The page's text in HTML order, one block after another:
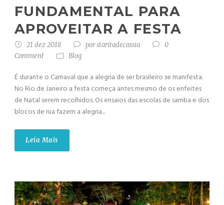
FUNDAMENTAL PARA
APROVEITAR A FESTA
21 dez 2018 porstaritadecassia
0
Comment
Blog
É durante o Carnaval que a alegria de ser brasileiro se manifesta.
No Rio de Janeiro a festa começa antes mesmo de os enfeites
de Natal serem recolhidos. Os ensaios das escolas de samba e dos
blocos de rua fazem a alegria...
Leia Mais